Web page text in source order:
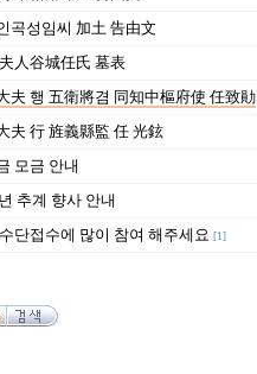
곡성임씨 加土 告由文
人谷城任氏 墓表
夫 행 五衛將겸 同知中樞府使 任致勛
夫 行 旌義縣監 任 光鉉
모금 안내
추계 향사 안내
단접수에 많이 참여 해주세요 [1]